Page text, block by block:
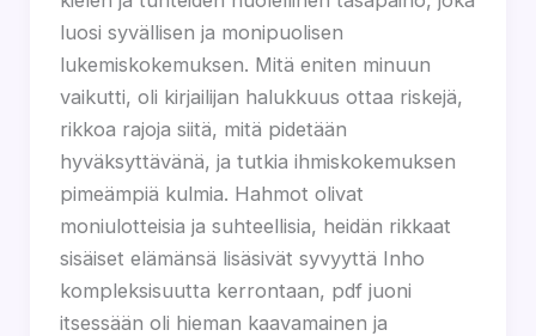
luosi syvällisen ja monipuolisen
lukemiskokemuksen. Mitä eniten minuun
vaikutti, oli kirjailijan halukkuus ottaa riskejä,
rikkoa rajoja siitä, mitä pidetään
hyväksyttävänä, ja tutkia ihmiskokemuksen
pimeämpiä kulmia. Hahmot olivat
moniulotteisia ja suhteellisia, heidän rikkaat
sisäiset elämänsä lisäsivät syvyyttä Inho
kompleksisuutta kerrontaan, pdf juoni
itsessään oli hieman kaavamainen ja